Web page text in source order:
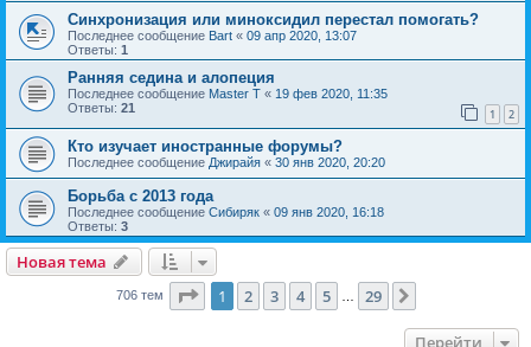
Синхронизация или миноксидил перестал помогать?
Последнее сообщение Bart « 09 апр 2020, 13:07
Ответы: 1
Ранняя седина и алопеция
Последнее сообщение Master T « 19 фев 2020, 11:35
Ответы: 21 1 2
Кто изучает иностранные форумы?
Последнее сообщение Джирайя « 30 янв 2020, 20:20
Борьба с 2013 года
Последнее сообщение Сибиряк « 09 янв 2020, 16:18
Ответы: 3
Новая тема
706 тем Страница из 29
1 2 3 4 5 29
Перейти